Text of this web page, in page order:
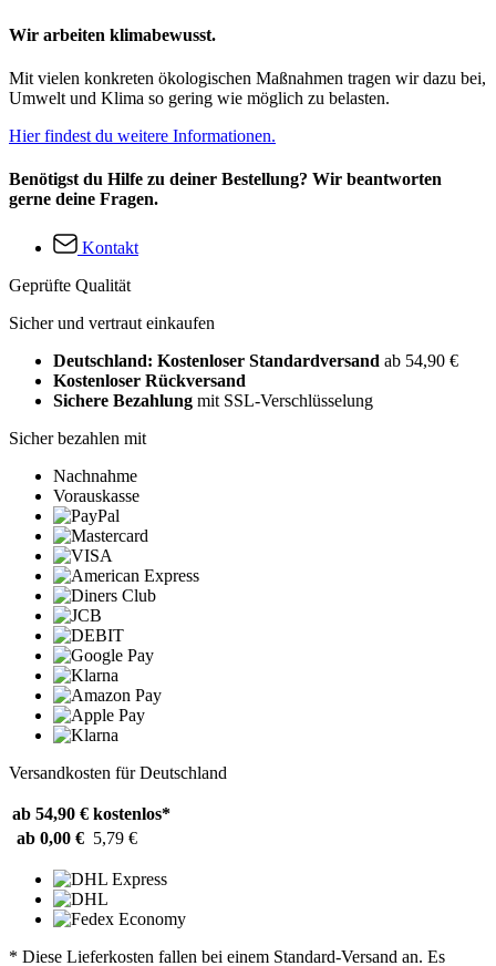
Wir arbeiten klimabewusst.
Mit vielen konkreten ökologischen Maßnahmen tragen wir dazu bei,
Umwelt und Klima so gering wie möglich zu belasten.
Hier findest du weitere Informationen.
Benötigst du Hilfe zu deiner Bestellung? Wir beantworten
gerne deine Fragen.
Kontakt
Geprüfte Qualität
Sicher und vertraut einkaufen
Deutschland: Kostenloser Standardversand ab 54,90 €
Kostenloser Rückversand
Sichere Bezahlung mit SSL-Verschlüsselung
Sicher bezahlen mit
Nachnahme
Vorauskasse
Versandkosten für Deutschland
ab 54,90 € kostenlos*
ab 0,00 € 5,79 €
* Diese Lieferkosten fallen bei einem Standard-Versand an. Es